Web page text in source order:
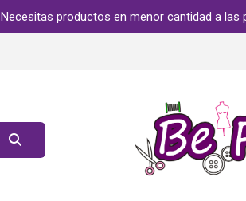
Necesitas productos en menor cantidad a las